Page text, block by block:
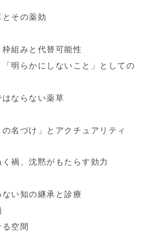
その薬効
組みと代替可能性
明らかにしないこと」としての
ならない薬草
名づけ」とアクチュアリティ
禍、沈黙がもたらす効力
い知の継承と診療
空間